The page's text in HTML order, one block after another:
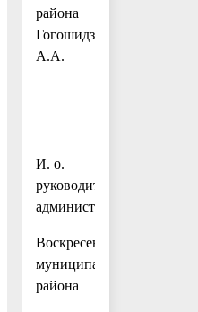
района
Гогошидзе
А.А.
И. о.
руководителя
администрации
Воскресенского
муниципального